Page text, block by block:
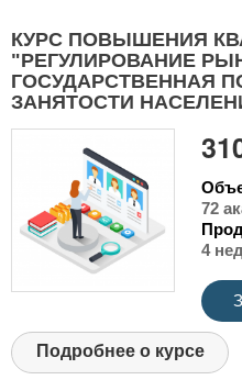
КУРС ПОВЫШЕНИЯ
"РЕГУЛИРОВАНИЕ
ГОСУДАРСТВЕННАЯ
ЗАНЯТОСТИ
72
4
Подробнее о курсе